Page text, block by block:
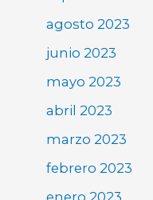
agosto 2023
junio 2023
mayo 2023
abril 2023
marzo 2023
febrero 2023